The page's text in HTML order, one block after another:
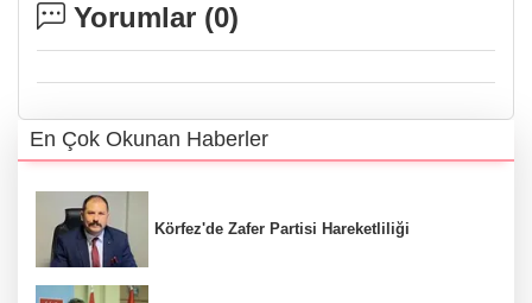
Yorumlar (0)
En Çok Okunan Haberler
Körfez'de Zafer Partisi Hareketliliği